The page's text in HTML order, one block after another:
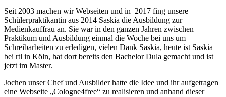
Seit 2003 machen wir Webseiten und in 2017 fing unsere
Schülerpraktikantin aus 2014 Saskia die Ausbildung zur
Medienkauffrau an. Sie war in den ganzen Jahren zwischen
Praktikum und Ausbildung einmal die Woche bei uns um
Schreibarbeiten zu erledigen, vielen Dank Saskia, heute ist Saskia
bei rtl in Köln, hat dort bereits den Bachelor Dula gemacht und ist
jetzt im Master.
Jochen unser Chef und Ausbilder hatte die Idee und ihr aufgetragen
eine Webseite „Cologne4free“ zu realisieren und anhand dieser